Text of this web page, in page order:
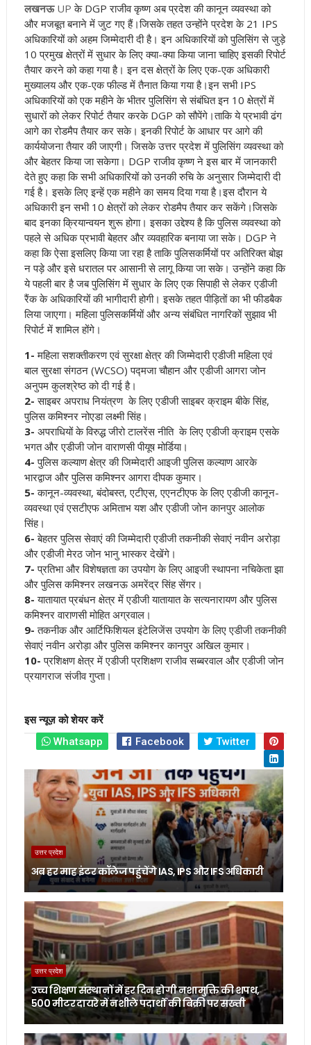
लखनऊUPके DGP राजीव कृष्ण अब प्रदेश की कानून व्यवस्था को
और मजबूत बनाने में जुट गए हैं।जिसके तहत उन्होंने प्रदेश के 21 IPS
अधिकारियों को अहम जिम्मेदारी दी है। इन अधिकारियों को पुलिसिंग से जुड़े
10 प्रमुख क्षेत्रों में सुधार के लिए क्या-क्या किया जाना चाहिए इसकी रिपोर्ट
तैयार करने को कहा गया है। इन दस क्षेत्रों के लिए एक-एक अधिकारी
मुख्यालय और एक-एक फील्ड में तैनात किया गया है।इन सभी IPS
अधिकारियों को एक महीने के भीतर पुलिसिंग से संबंधित इन 10 क्षेत्रों में
सुधारों को लेकर रिपोर्ट तैयार करके DGP को सौपेंगे।ताकि ये प्रभावी ढंग
आगे का रोडमैप तैयार कर सके। इनकी रिपोर्ट के आधार पर आगे की
कार्ययोजना तैयार की जाएगी। जिसके उत्तर प्रदेश में पुलिसिंग व्यवस्था को
और बेहतर किया जा सकेगा। DGP राजीव कृष्ण ने इस बार में जानकारी
देते हुए कहा कि सभी अधिकारियों को उनकी रुचि के अनुसार जिम्मेदारी दी
गई है। इसके लिए इन्हें एक महीने का समय दिया गया है।इस दौरान ये
अधिकारी इन सभी 10 क्षेत्रों को लेकर रोडमैप तैयार कर सकेंगे।जिसके
बाद इनका क्रियान्वयन शुरू होगा। इसका उद्देश्य है कि पुलिस व्यवस्था को
पहले से अधिक प्रभावी बेहतर और व्यवहारिक बनाया जा सके। DGP ने
कहा कि ऐसा इसलिए किया जा रहा है ताकि पुलिसकर्मियों पर अतिरिक्त बोझ
न पड़े और इसे धरातल पर आसानी से लागू किया जा सके। उन्होंने कहा कि
ये पहली बार है जब पुलिसिंग में सुधार के लिए एक सिपाही से लेकर एडीजी
रैंक के अधिकारियों की भागीदारी होगी। इसके तहत पीड़ितों का भी फीडबैक
लिया जाएगा। महिला पुलिसकर्मियों और अन्य संबंधित नागरिकों सुझाव भी
रिपोर्ट में शामिल होंगे।
1- महिला सशक्तीकरण एवं सुरक्षा क्षेत्र की जिम्मेदारी एडीजी महिला एवं
बाल सुरक्षा संगठन (WCSO) पद्मजा चौहान और एडीजी आगरा जोन
अनुपम कुलश्रेष्ठ को दी गई है।
2- साइबर अपराध नियंत्रण के लिए एडीजी साइबर क्राइम बीके सिंह,
पुलिस कमिश्नर नोएडा लक्ष्मी सिंह।
3- अपराधियों के विरुद्ध जीरो टालरेंस नीति के लिए एडीजी क्राइम एसके
भगत और एडीजी जोन वाराणसी पीयूष मोर्डिया।
4-पुलिस कल्याण क्षेत्र की जिम्मेदारी आइजी पुलिस कल्याण आरके
भारद्वाज और पुलिस कमिश्नर आगरा दीपक कुमार।
5-कानून-व्यवस्था, बंदोबस्त, एटीएस, एएनटीएफ के लिए एडीजी कानून-
व्यवस्था एवं एसटीएफ अमिताभ यश और एडीजी जोन कानपुर आलोक
सिंह।
6- बेहतर पुलिस सेवाएं की जिम्मेदारी एडीजी तकनीकी सेवाएं नवीन अरोड़ा
और एडीजी मेरठ जोन भानु भास्कर देखेंगे।
7-प्रतिभा और विशेषज्ञता का उपयोग के लिए आइजी स्थापना नचिकेता झा
और पुलिस कमिश्नर लखनऊ अमरेंद्र सिंह सेंगर।
8-यातायात प्रबंधन क्षेत्र में एडीजी यातायात के सत्यनारायण और पुलिस
कमिश्नर वाराणसी मोहित अग्रवाल।
9-तकनीक और आर्टिफिशियल इंटेलिजेंस उपयोग के लिए एडीजी तकनीकी
सेवाएं नवीन अरोड़ा और पुलिस कमिश्नर कानपुर अखिल कुमार।
10-प्रशिक्षण क्षेत्र में एडीजी प्रशिक्षण राजीव सब्बरवाल और एडीजी जोन
प्रयागराज संजीव गुप्ता।
इस न्यूज़ को शेयर करें
Whatsapp
Facebook Twitter
उत्तर प्रदेश
अब हर माह इंटर कॉलेज पहुंचेंगे IAS, IPS और IFS अधिकारी
उत्तर प्रदेश
उच्च शिक्षण संस्थानों में हर दिन होगी नशामुक्ति की शपथ,
500 मीटर दायरे में नशीले पदार्थों की बिक्री पर सख्ती